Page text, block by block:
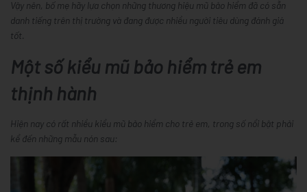
Vậy nên, bố mẹ hãy lựa chọn những thương hiệu mũ bảo hiểm đã có sẵn
danh tiếng trên thị trường và đang được nhiều người tiêu dùng đánh giá
tốt.
Một số kiểu mũ bảo hiểm trẻ em
thịnh hành
Hiện nay có rất nhiều kiểu mũ bảo hiểm cho trẻ em, trong số nổi bật phải
kể đến những mẫu nón sau: